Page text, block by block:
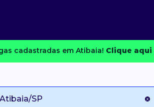
cadastradas em Atibaia! Clique aqui